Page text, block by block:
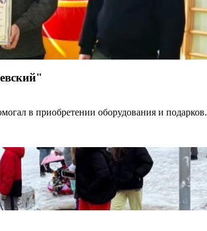
в приобретении оборудования и подарков.